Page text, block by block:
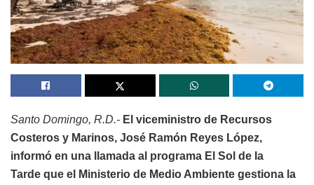
Santo Domingo, R.D.- El viceministro de Recursos
Costeros y Marinos, José Ramón Reyes López,
informó en una llamada al programa El Sol de la
Tarde que el Ministerio de Medio Ambiente gestiona la